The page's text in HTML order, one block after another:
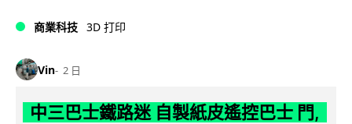
商業科技 3D 打印
Vin 2 日
中三巴士鐵路迷 自製紙皮遙控巴士 門,